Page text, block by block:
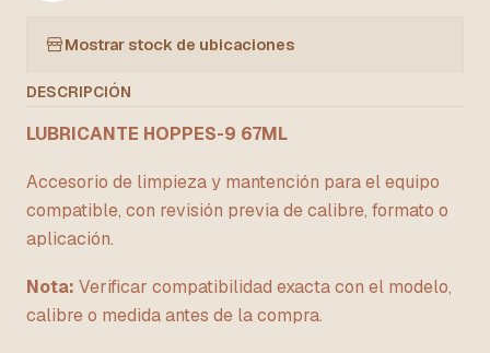
Mostrar stock de ubicaciones
DESCRIPCIÓN
LUBRICANTE HOPPES-9 67ML
Accesorio de limpieza y mantención para el equipo
compatible, con revisión previa de calibre, formato o
aplicación.
Nota: Verificar compatibilidad exacta con el modelo,
calibre o medida antes de la compra.